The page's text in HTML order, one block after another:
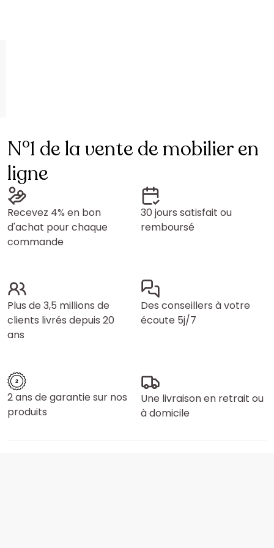
N°1 de la vente de mobilier en
ligne
Recevez 4% en bon
d'achat pour chaque
commande
30 jours satisfait ou
remboursé
Plus de 3,5 millions de
clients livrés depuis 20
ans
Des conseillers à votre
écoute 5j/7
2 ans de garantie sur nos
produits
Une livraison en retrait ou
à domicile